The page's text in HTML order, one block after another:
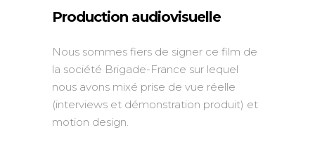
Production audiovisuelle
Nous sommes fiers de signer ce film de
la société Brigade-France sur lequel
nous avons mixé prise de vue réelle
(interviews et démonstration produit) et
motion design.